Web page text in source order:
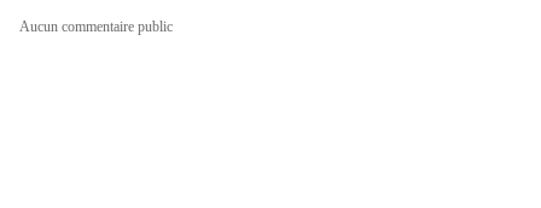
Aucun commentaire public